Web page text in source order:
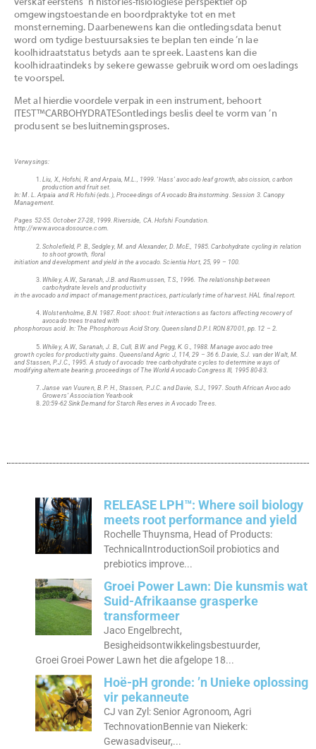
verskaf eerstens ’n histories-fisiologiese perspektief op
omgewingstoestande en boordpraktyke tot en met
monsterneming. Daarbenewens kan die ontledingsdata benut
word om tydige bestuursaksies te beplan ten einde ’n lae
koolhidraatstatus betyds aan te spreek. Laastens kan die
koolhidraatindeks by sekere gewasse gebruik word om oesladings
te voorspel.
Met al hierdie voordele verpak in een instrument, behoort
ITEST™CARBOHYDRATESontledings beslis deel te vorm van ’n
produsent se besluitnemingsproses.
Verwysings:
Liu, X., Hofshi, R. and Arpaia, M.L., 1999. ‘Hass’ avocado leaf growth, abscission, carbon
production and fruit set.
In: M. L. Arpaia and R. Hofshi (eds.), Proceedings of Avocado Brainstorming. Session 3. Canopy
Management.
Pages 52-55. October 27-28, 1999. Riverside, CA. Hofshi Foundation.
http://www.avocadosource.com.
Scholefield, P. B., Sedgley, M. and Alexander, D. McE., 1985. Carbohydrate cycling in relation
to shoot growth, floral
initiation and development and yield in the avocado. Scientia Hort, 25, 99 – 100.
Whiley, A.W., Saranah, J.B. and Rasmussen, T.S., 1996. The relationship between
carbohydrate levels and productivity
in the avocado and impact of management practices, particularly time of harvest. HAL final report.
Wolstenholme, B.N. 1987. Root: shoot: fruit interactions as factors affecting recovery of
avocado trees treated with
phosphorous acid. In: The Phosphorous Acid Story. Queensland D.P.I. RON 87001, pp. 12 – 2.
Whiley, A.W., Saranah, J. B., Cull, B.W. and Pegg, K. G., 1988. Manage avocado tree
growth cycles for productivity gains. Queensland Agric J, 114, 29 – 36 6. Davie, S.J. van der Walt, M.
and Stassen, P.J.C., 1995. A study of avocado tree carbohydrate cycles to determine ways of
modifying alternate bearing. proceedings of The World Avocado Congress III, 1995 80-83.
Janse van Vuuren, B. P. H., Stassen, P.J.C. and Davie, S.J., 1997. South African Avocado
Growers’ Association Yearbook
20:59-62 Sink Demand for Starch Reserves in Avocado Trees.
RELEASE LPH™: Where soil biology
meets root performance and yield
Rochelle Thuynsma, Head of Products:
TechnicalIntroductionSoil probiotics and
prebiotics improve...
Groei Power Lawn: Die kunsmis wat
Suid-Afrikaanse grasperke
transformeer
Jaco Engelbrecht,
Besigheidsontwikkelingsbestuurder,
Groei Groei Power Lawn het die afgelope 18...
Hoë-pH gronde: ’n Unieke oplossing
vir pekanneute
CJ van Zyl: Senior Agronoom, Agri
TechnovationBennie van Niekerk:
Gewasadviseur,...